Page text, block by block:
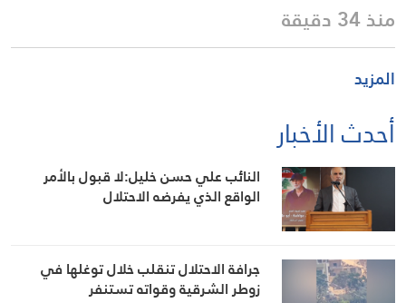
منذ 34 دقيقة
المزيد
أحدث الأخبار
النائب علي حسن خليل:لا قبول بالأمر
الواقع الذي يفرضه الاحتلال
جرافة الاحتلال تنقلب خلال توغلها في
زوطر الشرقية وقواته تستنفر